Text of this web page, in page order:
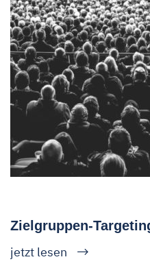
Zielgruppen-
jetzt lesen